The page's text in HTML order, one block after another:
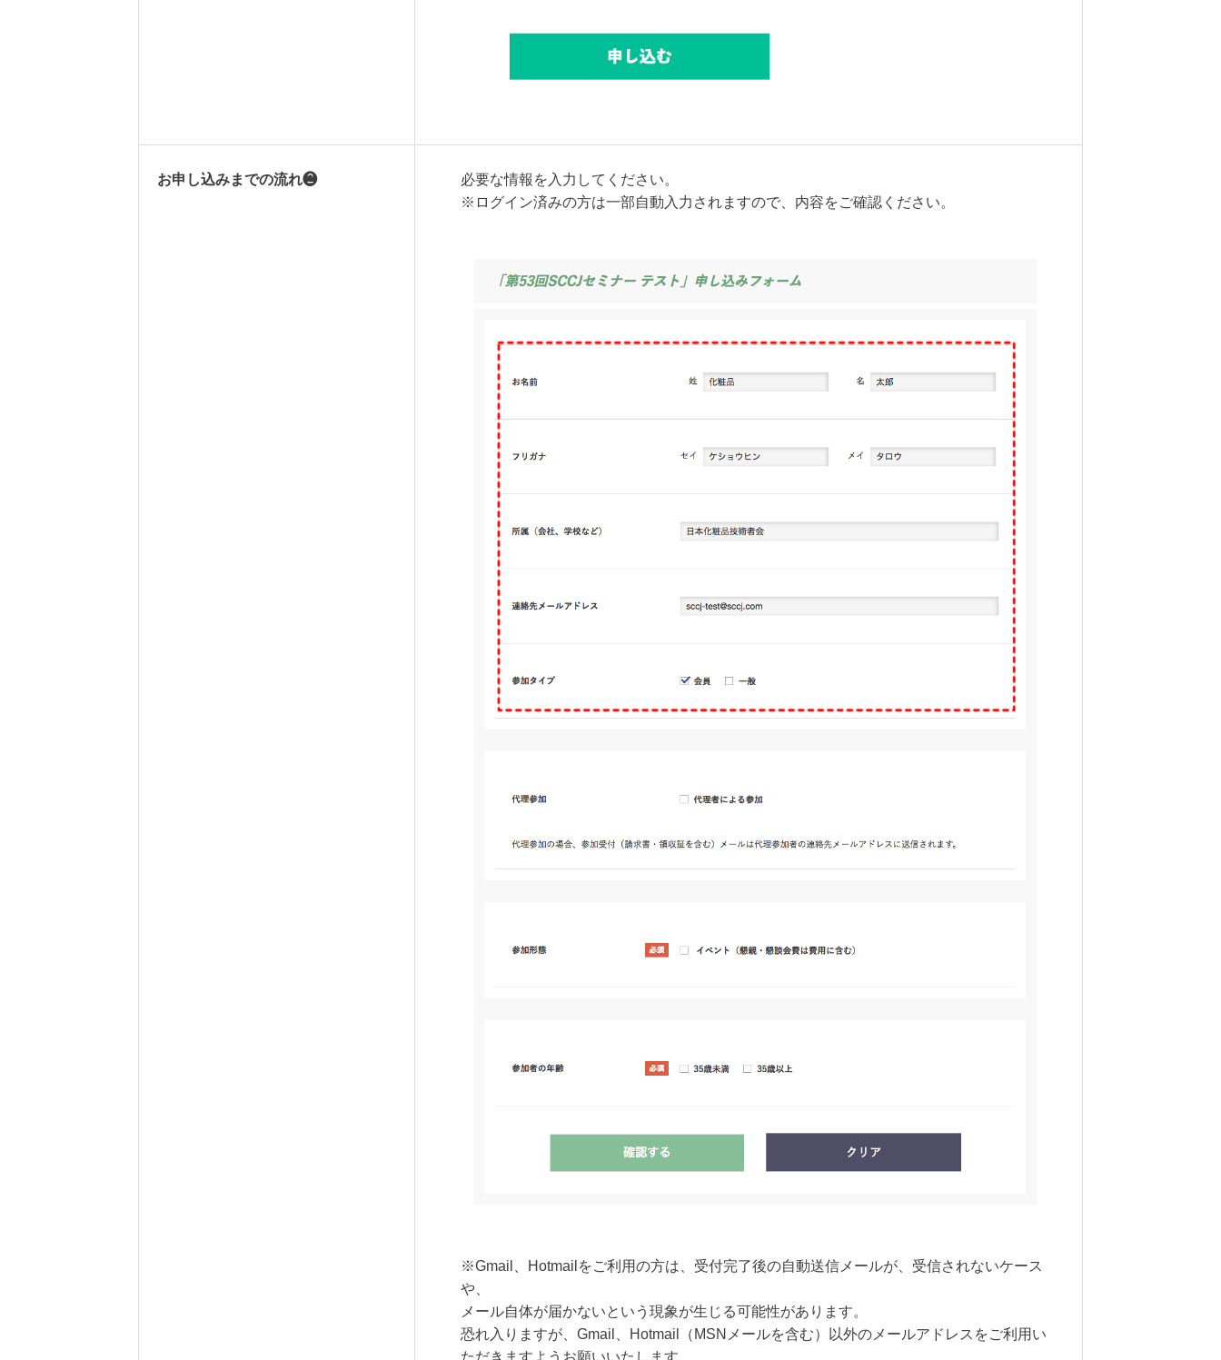
お申し込みまでの流れ❷
必要な情報を入力してください。
※ログイン済みの方は一部自動入力されますので、内容をご確認ください。
※Gmail、Hotmailをご利用の方は、受付完了後の⾃動送信メールが、受信されないケース
や、
メール自体が届かないという現象が生じる可能性があります。
恐れ入りますが、Gmail、Hotmail（MSNメールを含む）以外のメールアドレスをご利用い
ただきますようお願いいたします。